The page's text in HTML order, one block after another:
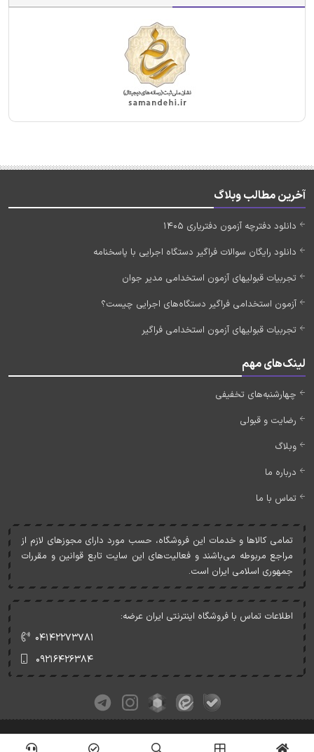
آخرین مطالب وبلاگ
دانلود دفترچه آزمون دفتریاری 1405
دانلود رایگان سوالات فراگیر دستگاه اجرایی با پاسخنامه
تجربیات قبولیهای آزمون استخدامی مدیر جوان
آزمون استخدامی فراگیر دستگاه‌های اجرایی چیست؟
تجربیات قبولیهای آزمون استخدامی فراگیر
لینک‌های مهم
چهارشنبه‌های تخفیفی
رضایت و قبولی
وبلاگ
درباره ما
تماس با ما
تمامی کالاها و خدمات اين فروشگاه، حسب مورد دارای مجوزهای لازم از
مراجع مربوطه می‌باشند و فعاليت‌های اين سايت تابع قوانين و مقررات
جمهوری اسلامی ايران است.
اطلاعات تماس با فروشگاه اینترنتی ایران عرضه:
۰۴۱۴۲۲۷۳۷۸۱
۰۹۲۱۶۴۲۶۳۸۴
کلیه حقوق این وبسایت متعلق به ایران عرضه می‌باشد.